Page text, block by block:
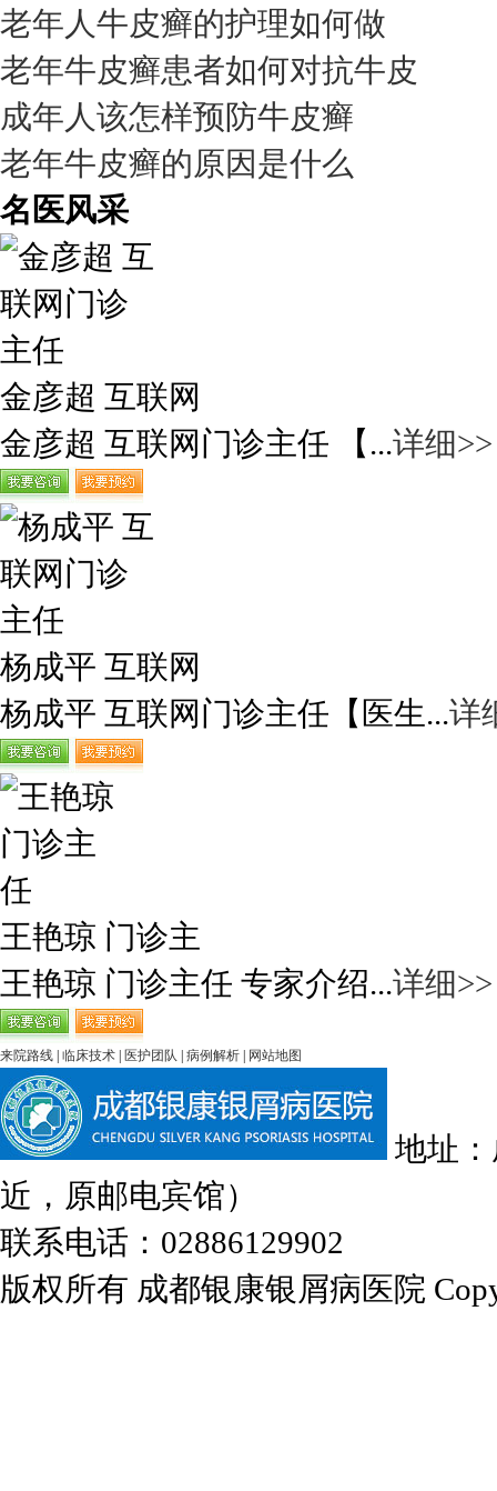
老年人牛皮癣的护理如何做
老年牛皮癣患者如何对抗牛皮
成年人该怎样预防牛皮癣
老年牛皮癣的原因是什么
名医风采
金彦超 互联网
金彦超 互联网门诊主任 【...详细>>
杨成平 互联网
杨成平 互联网门诊主任【医生...详
王艳琼 门诊主
王艳琼 门诊主任 专家介绍...详细>>
来院路线 临床技术 医护团队 病例解析 网站地图
地址
近，原邮电宾馆）
联系电话：02886129902
版权所有 成都银康银屑病医院